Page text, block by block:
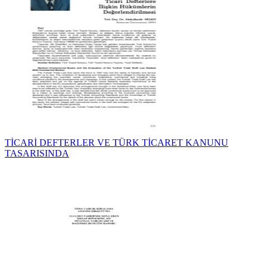
TİCARİ DEFTERLER VE TÜRK TİCARET KANUNU
TASARISINDA